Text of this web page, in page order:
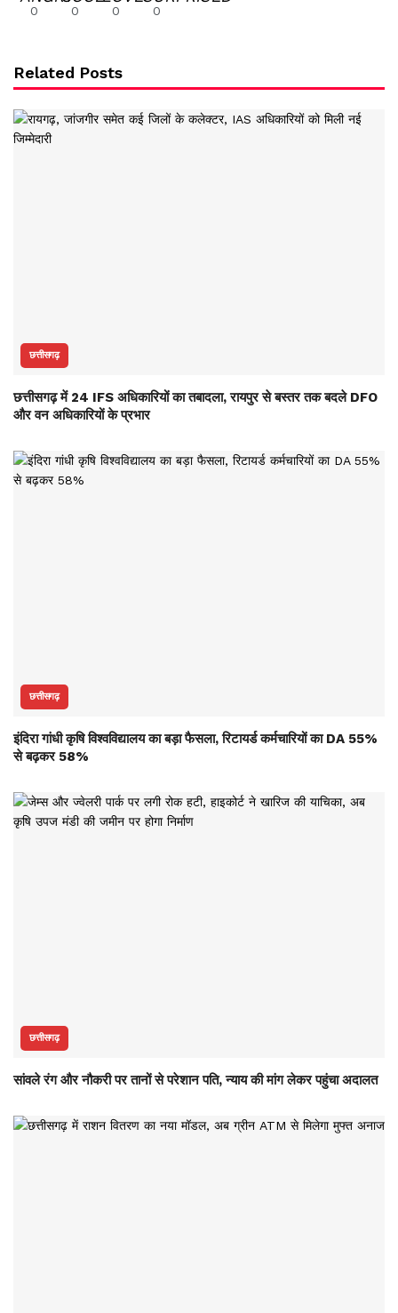
0 0 0 0
Related Posts
छत्तीसगढ़
छत्तीसगढ़ में 24 IFS अधिकारियों का तबादला, रायपुर से बस्तर तक बदले DFO
और वन अधिकारियों के प्रभार
छत्तीसगढ़
इंदिरा गांधी कृषि विश्वविद्यालय का बड़ा फैसला, रिटायर्ड कर्मचारियों का DA 55%
से बढ़कर 58%
छत्तीसगढ़
सांवले रंग और नौकरी पर तानों से परेशान पति, न्याय की मांग लेकर पहुंचा अदालत